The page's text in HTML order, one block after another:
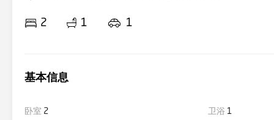
2 1 1
基本信息
卧室 2 卫浴 1